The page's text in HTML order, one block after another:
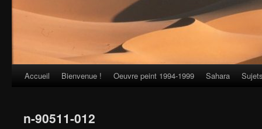
Skip
content
Accueil Bienvenue ! Oeuvre peint 1994-1999 Sahara
n-90511-012